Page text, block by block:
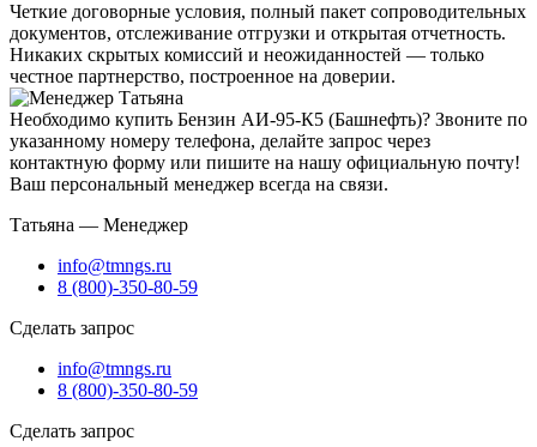
Четкие договорные условия, полный пакет сопроводительных
документов, отслеживание отгрузки и открытая отчетность.
Никаких скрытых комиссий и неожиданностей — только
честное партнерство, построенное на доверии.
Необходимо купить Бензин АИ-95-К5 (Башнефть)? Звоните по
указанному номеру телефона, делайте запрос через
контактную форму или пишите на нашу официальную почту!
Ваш персональный менеджер всегда на связи.
Татьяна — Менеджер
info@tmngs.ru
8 (800)-350-80-59
Сделать запрос
info@tmngs.ru
8 (800)-350-80-59
Сделать запрос